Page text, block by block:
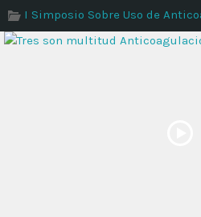
I Simposio Sobre Uso de